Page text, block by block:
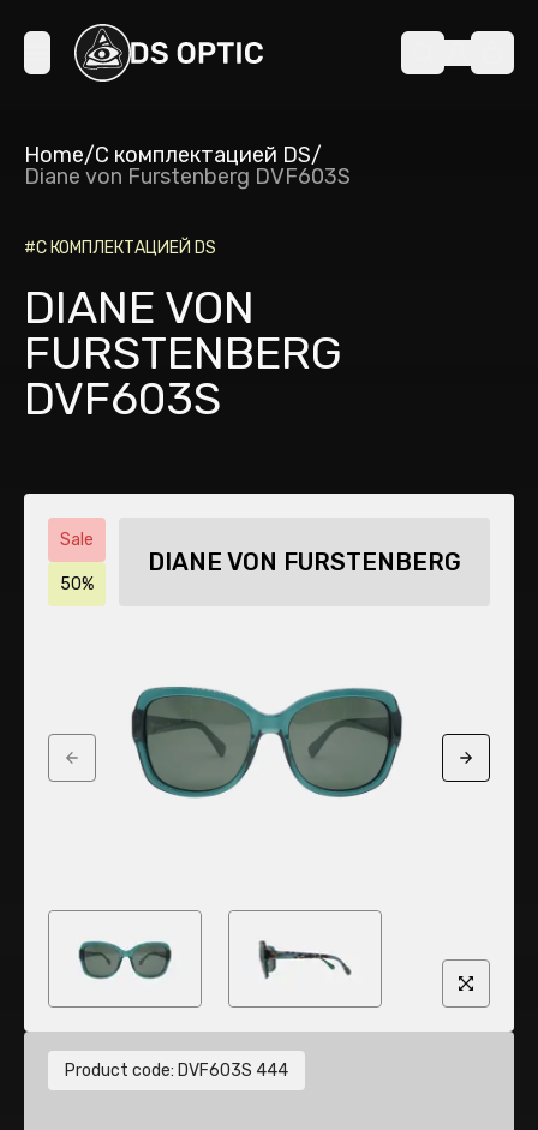
Home/С комплектацией DS/
Diane von Furstenberg DVF603S
#С КОМПЛЕКТАЦИЕЙ DS
DIANE VON
FURSTENBERG
DVF603S
Sale
50%
DIANE VON FURSTENBERG
Previous slide Next
Product code: DVF603S 444